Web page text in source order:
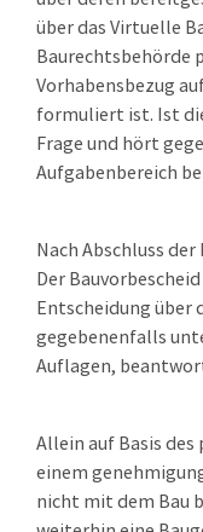
über das Virtuelle
Baurechtsbehörde
Vorhabensbezug
formuliert ist. Ist
Frage und hört
Aufgabenbereich
Nach Abschluss
Der
Entscheidung über
gegebenenfalls
Auflagen,
Allein auf Basis
einem
nicht mit dem Bau